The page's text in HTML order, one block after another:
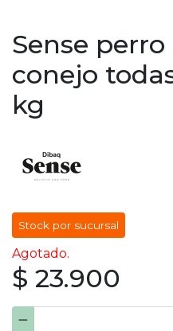
Sense
conejo
kg
Stock por sucursal
Agotado.
$ 23.900